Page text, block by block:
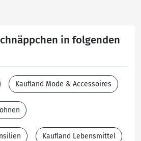
in folgenden
Kaufland Mode & Accessoires
Kaufland Lebensmittel